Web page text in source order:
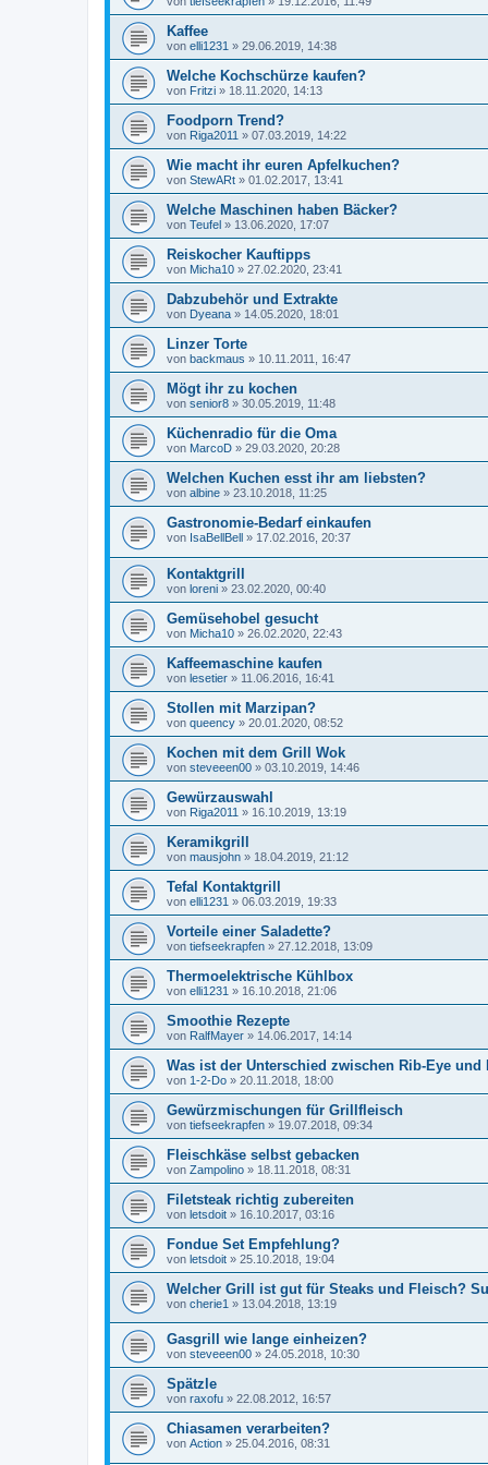
Kaffee
von elli1231 » 29.06.2019, 14:38
Welche Kochschürze kaufen?
von Fritzi » 18.11.2020, 14:13
Foodporn Trend?
von Riga2011 » 07.03.2019, 14:22
Wie macht ihr euren Apfelkuchen?
von StewARt » 01.02.2017, 13:41
Welche Maschinen haben Bäcker?
von Teufel » 13.06.2020, 17:07
Reiskocher Kauftipps
von Micha10 » 27.02.2020, 23:41
Dabzubehör und Extrakte
von Dyeana » 14.05.2020, 18:01
Linzer Torte
von backmaus » 10.11.2011, 16:47
Mögt ihr zu kochen
von senior8 » 30.05.2019, 11:48
Küchenradio für die Oma
von MarcoD » 29.03.2020, 20:28
Welchen Kuchen esst ihr am liebsten?
von albine » 23.10.2018, 11:25
Gastronomie-Bedarf einkaufen
von IsaBellBell » 17.02.2016, 20:37
Kontaktgrill
von loreni » 23.02.2020, 00:40
Gemüsehobel gesucht
von Micha10 » 26.02.2020, 22:43
Kaffeemaschine kaufen
von lesetier » 11.06.2016, 16:41
Stollen mit Marzipan?
von queency » 20.01.2020, 08:52
Kochen mit dem Grill Wok
von steveeen00 » 03.10.2019, 14:46
Gewürzauswahl
von Riga2011 » 16.10.2019, 13:19
Keramikgrill
von mausjohn » 18.04.2019, 21:12
Tefal Kontaktgrill
von elli1231 » 06.03.2019, 19:33
Vorteile einer Saladette?
von tiefseekrapfen » 27.12.2018, 13:09
Thermoelektrische Kühlbox
von elli1231 » 16.10.2018, 21:06
Smoothie Rezepte
von RalfMayer » 14.06.2017, 14:14
Was ist der Unterschied zwischen Rib-Eye und
von 1-2-Do » 20.11.2018, 18:00
Gewürzmischungen für Grillfleisch
von tiefseekrapfen » 19.07.2018, 09:34
Fleischkäse selbst gebacken
von Zampolino » 18.11.2018, 08:31
Filetsteak richtig zubereiten
von letsdoit » 16.10.2017, 03:16
Fondue Set Empfehlung?
von letsdoit » 25.10.2018, 19:04
Welcher Grill ist gut für Steaks und Fleisch?
von cherie1 » 13.04.2018, 13:19
Gasgrill wie lange einheizen?
von steveeen00 » 24.05.2018, 10:30
Spätzle
von raxofu » 22.08.2012, 16:57
Chiasamen verarbeiten?
von Action » 25.04.2016, 08:31